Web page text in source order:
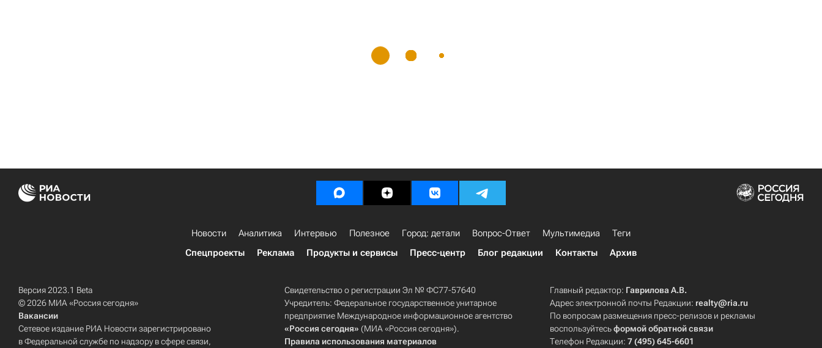
Новости Аналитика Интервью Полезное Город: детали Вопрос-Ответ Мультимедиа
Теги
Спецпроекты
Реклама Продукты и сервисы Пресс-центр Блог редакции Контакты Архив
Версия 2023.1 Beta
© 2026 МИА «Россия сегодня»
Вакансии
Сетевое издание РИА Новости зарегистрировано
в Федеральной службе по надзору в сфере связи,
Свидетельство о регистрации Эл № ФС77-57640
Учредитель: Федеральное государственное унитарное
предприятие Международное информационное агентство
«Россия сегодня» (МИА «Россия сегодня»).
Правила использования материалов
Главный редактор: Гаврилова А.В.
Адрес электронной почты Редакции: realty@ria.ru
По вопросам размещения пресс-релизов и рекламы
воспользуйтесьформой обратной связи
Телефон Редакции:7 (495) 645-6601